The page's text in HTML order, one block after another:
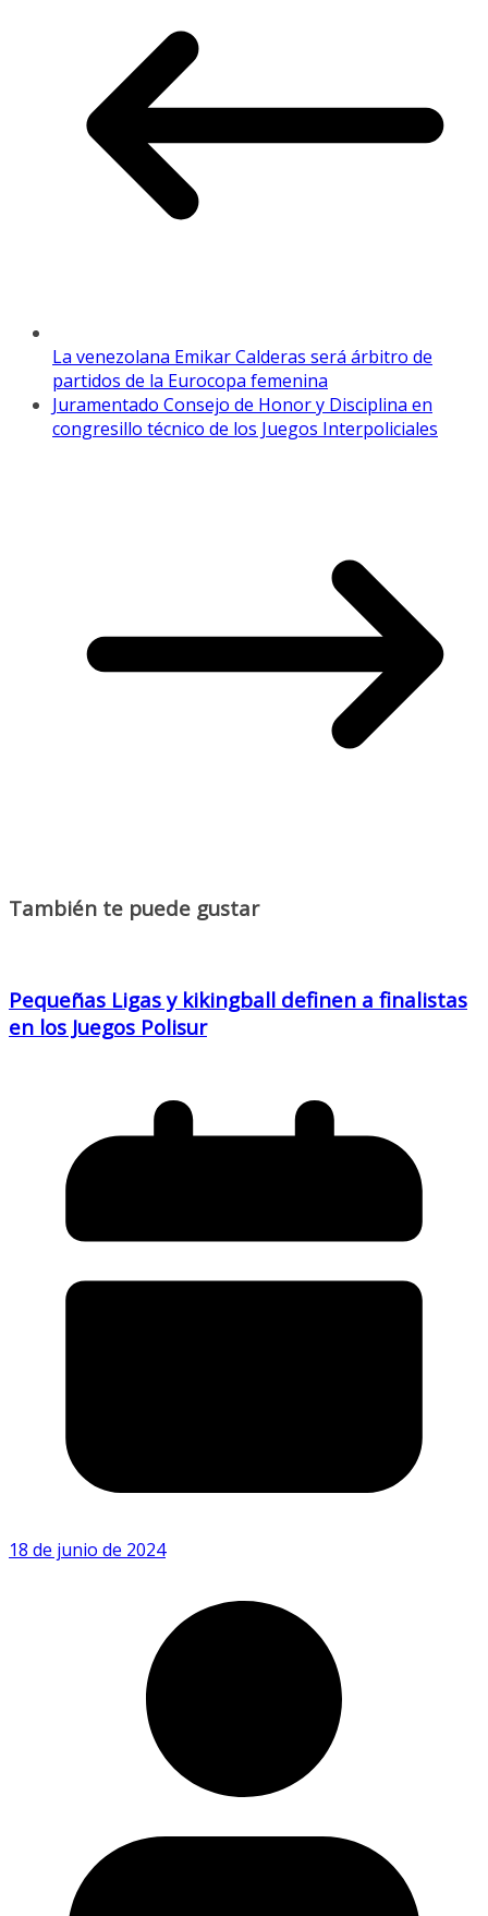
La venezolana Emikar Calderas será árbitro de
partidos de la Eurocopa femenina
Juramentado Consejo de Honor y Disciplina en
congresillo técnico de los Juegos Interpoliciales
También te puede gustar
Pequeñas Ligas y kikingball definen a finalistas
en los Juegos Polisur
18 de junio de 2024